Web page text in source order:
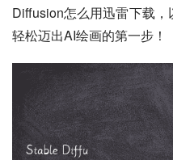
Diffusion怎么用迅雷下载
轻松迈出AI绘画的第一步！